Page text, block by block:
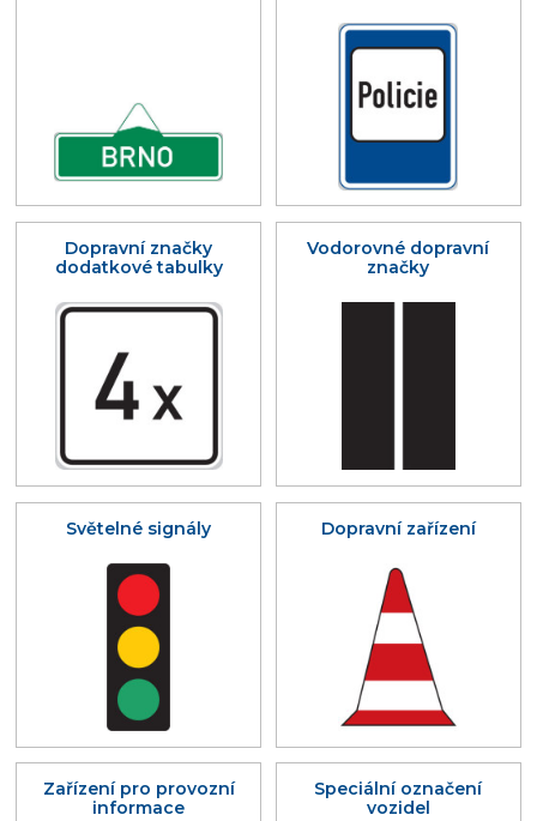
Dopravní značky
dodatkové tabulky
Vodorovné dopravní
značky
Světelné signály Dopravní zařízení
Zařízení pro provozní
informace
Speciální označení
vozidel